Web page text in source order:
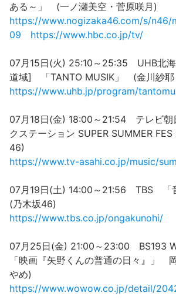
ある～」 (一ノ瀬美空・菅原咲月)
https://www.nogizaka46.com/s/n46/
09
https://www.hbc.co.jp/tv/
07月15日(火) 25:10～25:35 UHB北
道域] 「TANTO MUSIK」 (金川紗耶
https://www.uhb.jp/program/
07月18日(金) 18:00～21:54 テレビ
クステーション SUPER SUMMER
46)
https://www.tv-asahi.co.jp/music/
07月19日(土) 14:00～21:56 TBS 「
(乃木坂46)
https://www.tbs.co.jp/ongakunohi/
07月25日(金) 21:00～23:00 BS193
「映画『矢野くんの普通の日々』」
やめ)
https://www.wowow.co.jp/detail/